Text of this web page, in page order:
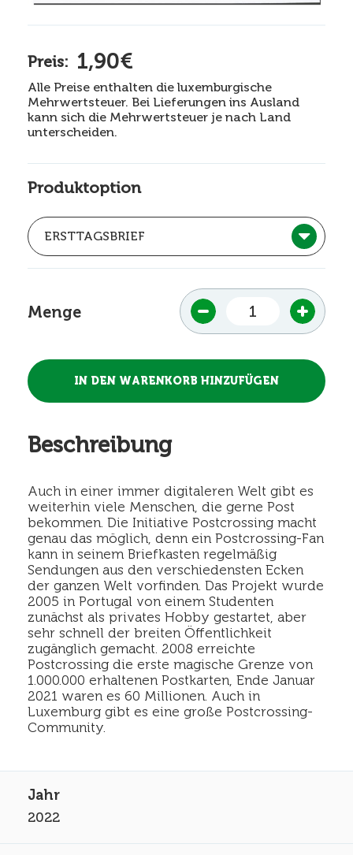
Preis: 1,90€
Alle Preise enthalten die luxemburgische
Mehrwertsteuer. Bei Lieferungen ins Ausland
kann sich die Mehrwertsteuer je nach Land
unterscheiden.
Produktoption
Menge
Beschreibung
Auch in einer immer digitaleren Welt gibt es
weiterhin viele Menschen, die gerne Post
bekommen. Die Initiative Postcrossing macht
genau das möglich, denn ein Postcrossing-Fan
kann in seinem Briefkasten regelmäßig
Sendungen aus den verschiedensten Ecken
der ganzen Welt vorfinden. Das Projekt wurde
2005 in Portugal von einem Studenten
zunächst als privates Hobby gestartet, aber
sehr schnell der breiten Öffentlichkeit
zugänglich gemacht. 2008 erreichte
Postcrossing die erste magische Grenze von
1.000.000 erhaltenen Postkarten, Ende Januar
2021 waren es 60 Millionen. Auch in
Luxemburg gibt es eine große Postcrossing-
Community.
2022